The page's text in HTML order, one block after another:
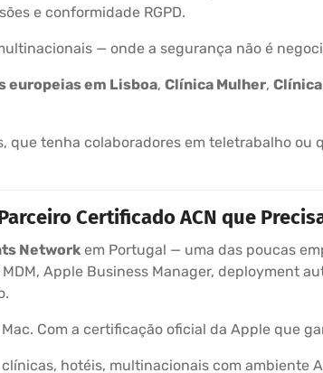
e conformidade RGPD.
— onde a segurança não é
europeias em Lisboa, Clínica Mulher,
que tenha colaboradores em teletrabalho
Certificado ACN que
Network em Portugal — uma das poucas
Apple Business Manager, deployment
Com a certificação oficial da Apple que
hotéis, multinacionais com ambiente